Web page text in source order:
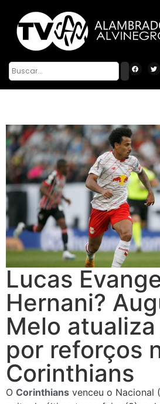
Lucas
Hernani?
Melo
por reforços
Corinthians
O Corinthians venceu o Nacional